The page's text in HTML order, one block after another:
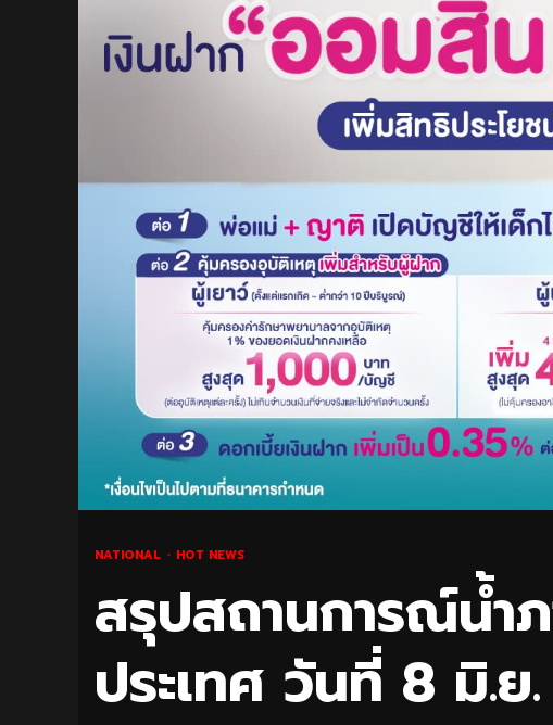
NATIONAL HOT NEWS
สรุปสถานการณ์น้ำ
ประเทศ วันที่ 8 มิ.ย